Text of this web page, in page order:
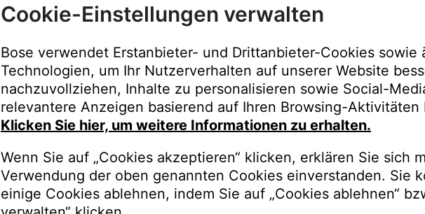
Immer der
Upgrades,
Bestellungen
Cookie-Einstellungen verwalten
Bose verwendet Erstanbieter- und Drittanbieter-Cookies sowie
Technologien, um Ihr Nutzerverhalten auf unserer Website
nachzuvollziehen, Inhalte zu personalisieren sowie Social-
relevantere Anzeigen basierend auf Ihren Browsing-Aktivitäten
Klicken Sie hier, um weitere Informationen zu erhalten.
Wenn Sie auf „Cookies akzeptieren“ klicken, erklären Sie sich
Verwendung der oben genannten Cookies einverstanden. Sie
einige Cookies ablehnen, indem Sie auf „Cookies ablehnen“